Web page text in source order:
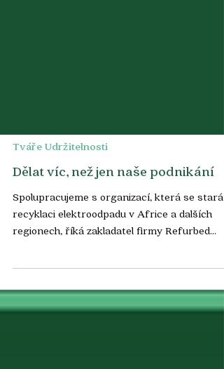
Tváře Udržitelnosti
Dělat víc, než jen naše podnikání
Spolupracujeme s organizací, která se stará o
recyklaci elektroodpadu v Africe a dalších
Kilian...